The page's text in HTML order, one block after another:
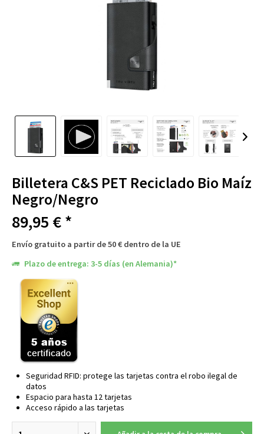
Billetera C&S PET Reciclado Bio Maíz
Negro/Negro
89,95 € *
Envío gratuito a partir de 50 € dentro de la UE
Plazo de entrega: 3-5 días (en Alemania)*
Seguridad RFID: protege las tarjetas contra el robo ilegal de
datos
Espacio para hasta 12 tarjetas
Acceso rápido a las tarjetas